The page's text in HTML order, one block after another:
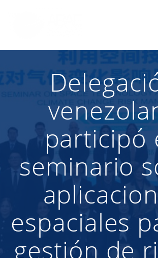
participó
seminario
espaciales
gestión de